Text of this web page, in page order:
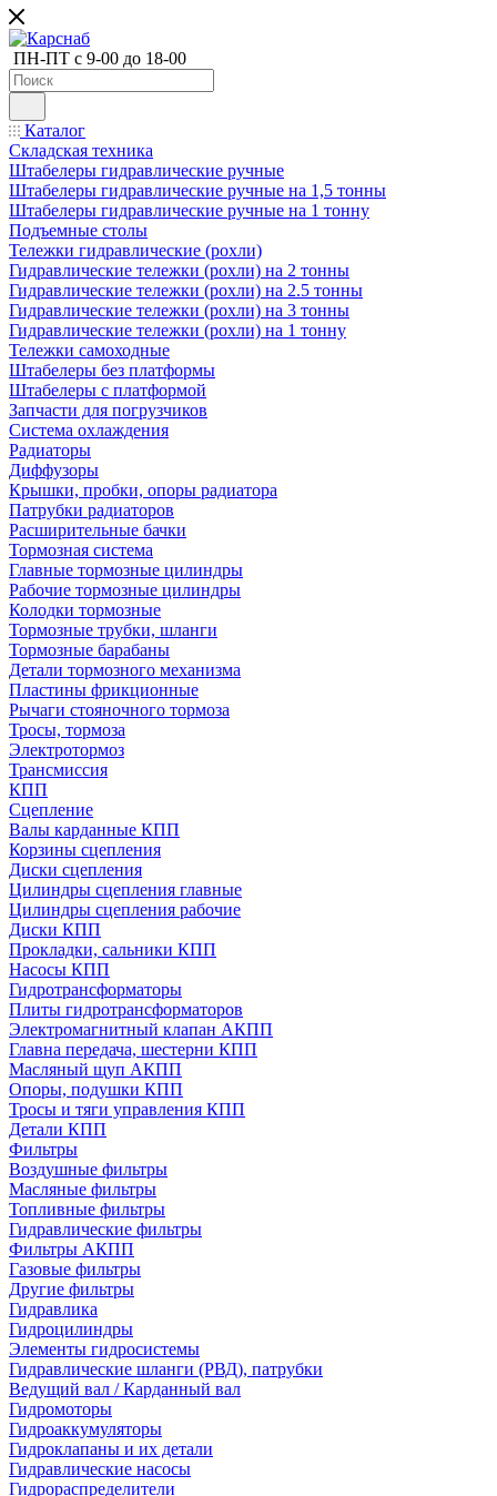
ПН-ПТ с 9-00 до 18-00
Каталог
Складская техника
Штабелеры гидравлические ручные
Штабелеры гидравлические ручные на 1,5 тонны
Штабелеры гидравлические ручные на 1 тонну
Подъемные столы
Тележки гидравлические (рохли)
Гидравлические тележки (рохли) на 2 тонны
Гидравлические тележки (рохли) на 2.5 тонны
Гидравлические тележки (рохли) на 3 тонны
Гидравлические тележки (рохли) на 1 тонну
Тележки самоходные
Штабелеры без платформы
Штабелеры с платформой
Запчасти для погрузчиков
Система охлаждения
Радиаторы
Диффузоры
Крышки, пробки, опоры радиатора
Патрубки радиаторов
Расширительные бачки
Тормозная система
Главные тормозные цилиндры
Рабочие тормозные цилиндры
Колодки тормозные
Тормозные трубки, шланги
Тормозные барабаны
Детали тормозного механизма
Пластины фрикционные
Рычаги стояночного тормоза
Тросы, тормоза
Электротормоз
Трансмиссия
КПП
Сцепление
Валы карданные КПП
Корзины сцепления
Диски сцепления
Цилиндры сцепления главные
Цилиндры сцепления рабочие
Диски КПП
Прокладки, сальники КПП
Насосы КПП
Гидротрансформаторы
Плиты гидротрансформаторов
Электромагнитный клапан АКПП
Главна передача, шестерни КПП
Масляный щуп АКПП
Опоры, подушки КПП
Тросы и тяги управления КПП
Детали КПП
Фильтры
Воздушные фильтры
Масляные фильтры
Топливные фильтры
Гидравлические фильтры
Фильтры АКПП
Газовые фильтры
Другие фильтры
Гидравлика
Гидроцилиндры
Элементы гидросистемы
Гидравлические шланги (РВД), патрубки
Ведущий вал / Карданный вал
Гидромоторы
Гидроаккумуляторы
Гидроклапаны и их детали
Гидравлические насосы
Гидрораспределители